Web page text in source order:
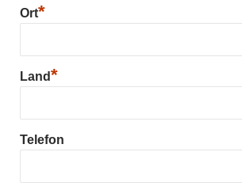
Ort*
Land*
Telefon